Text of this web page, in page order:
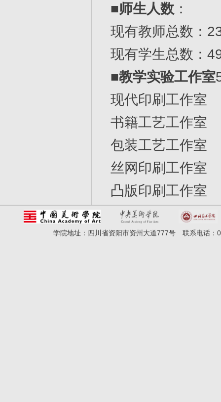
■师生人数 ：
现有教师总数：
现有学生总数：
■教学实验工作室
现代印刷工作室
书籍工艺工作室
包装工艺工作室
丝网印刷工作室
凸版印刷工作室
学院地址：四川省资阳市资州大道777号 联系电话：